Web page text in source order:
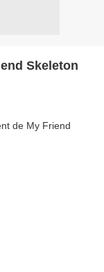
Skeleton